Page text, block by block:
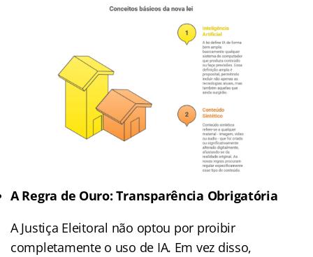
A Regra de Ouro: Transparência Obrigatória
A Justiça Eleitoral não optou por proibir
completamente o uso de IA. Em vez disso,